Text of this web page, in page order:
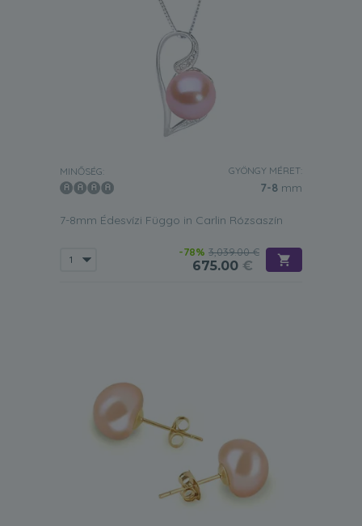
MINŐSÉG: GYÖNGY MÉRET:
7-8 mm
7-8mm Édesvízi Függo in Carlin Rózsaszín
-78% 3,039.00 €
675.00 €